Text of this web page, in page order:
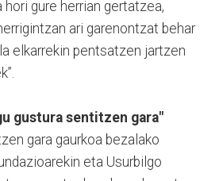
gure herrian gertatzea,
ari garenontzat behar
elkarrekin pentsatzen jartzen
gustura sentitzen gara"
gara gaurkoa bezalako
eta Usurbilgo